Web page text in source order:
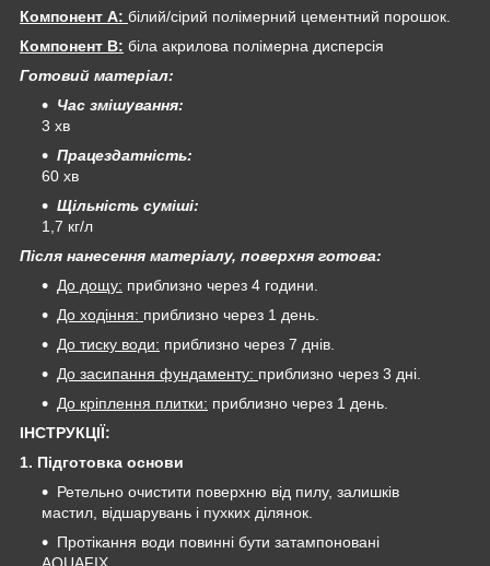
Компонент A: білий/сірий полімерний цементний порошок.
Компонент B: біла акрилова полімерна дисперсія
Готовий матеріал:
Час змішування:
3 хв
Працездатність:
60 хв
Щільність суміші:
1,7 кг/л
Після нанесення матеріалу, поверхня готова:
До дощу: приблизно через 4 години.
До ходіння: приблизно через 1 день.
До тиску води: приблизно через 7 днів.
До засипання фундаменту: приблизно через 3 дні.
До кріплення плитки: приблизно через 1 день.
ІНСТРУКЦІЇ:
1. Підготовка основи
Ретельно очистити поверхню від пилу, залишків
мастил, відшарувань і пухких ділянок.
Протікання води повинні бути затампоновані
AQUAFIX